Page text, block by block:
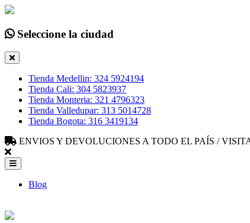
Seleccione la ciudad
Tienda Medellin: 324 5924194
Tienda Cali: 304 5823937
Tienda Monteria: 321 4796323
Tienda Valledupar: 313 5014728
Tienda Bogota: 316 3419134
ENVIOS Y DEVOLUCIONES A TODO EL PAÍS /
Blog